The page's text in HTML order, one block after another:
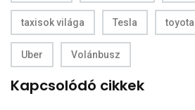
taxisok világa Tesla toyota
Uber Volánbusz
Kapcsolódó cikkek